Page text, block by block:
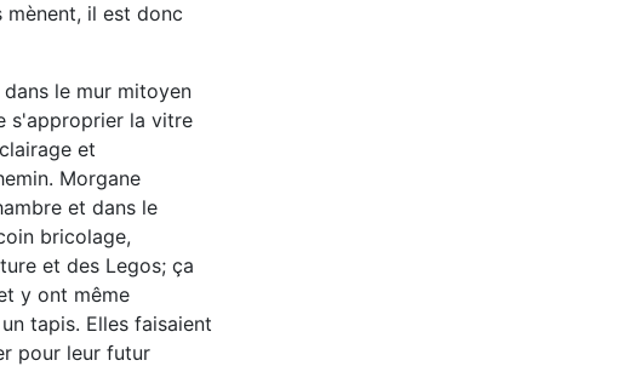
mènent, il est donc
le mur mitoyen
s'approprier la vitre
et
Morgane
et dans le
bricolage,
et des Legos; ça
y ont même
tapis. Elles faisaient
pour leur futur